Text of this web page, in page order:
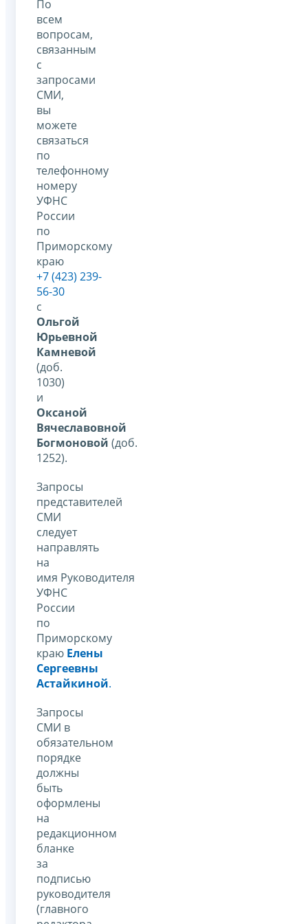
По
всем
вопросам,
связанным
с
запросами
СМИ,
вы
можете
связаться
по
телефонному
номеру
УФНС
России
по
Приморскому
краю
+7 (423) 239-
56-30
с
Ольгой
Юрьевной
Камневой
(доб.
1030)
и
Оксаной
Вячеславовной
Богмоновой (доб.
1252).
Запросы
представителей
СМИ
следует
направлять
на
имя Руководителя
УФНС
России
по
Приморскому
краю Елены
Сергеевны
Астайкиной.
Запросы
СМИ в
обязательном
порядке
должны
быть
оформлены
на
редакционном
бланке
за
подписью
руководителя
(главного